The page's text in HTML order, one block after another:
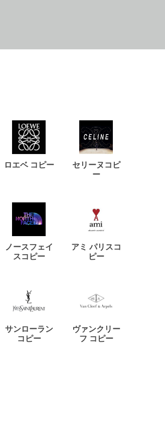
ロエベ コピー
セリーヌコピ
ー
ノースフェイ
スコピー
アミ パリスコ
ピー
サンローラン
コピー
ヴァンクリー
フ コピー